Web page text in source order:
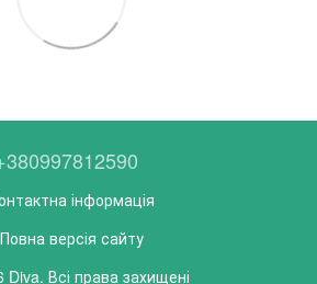
інформація
Повна версія сайту
Diva. Всі права захищені